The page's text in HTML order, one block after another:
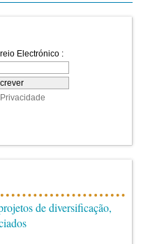
de diversificação,